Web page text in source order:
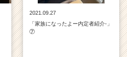
2021.09.27
「家族になったよー内定者紹介‐」
⑦